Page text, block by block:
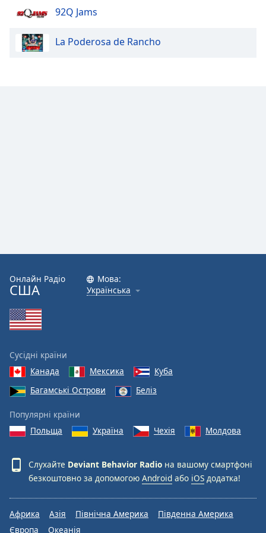
Font
Family
Reset
Close
Modal
Dialog
window.
92Q Jams
La Poderosa de Rancho
Онлайн Радіо
США
Мова:
Українська
Сусідні країни
Канада
Мексика
Куба
Багамські Острови
Беліз
Популярні країни
Польща
Україна Чехія Молдова
Слухайте Deviant Behavior Radio на вашому смартфоні
безкоштовно за допомогою Android або iOS додатка!
Африка Азія Північна Америка
Південна Америка
Європа
Океанія